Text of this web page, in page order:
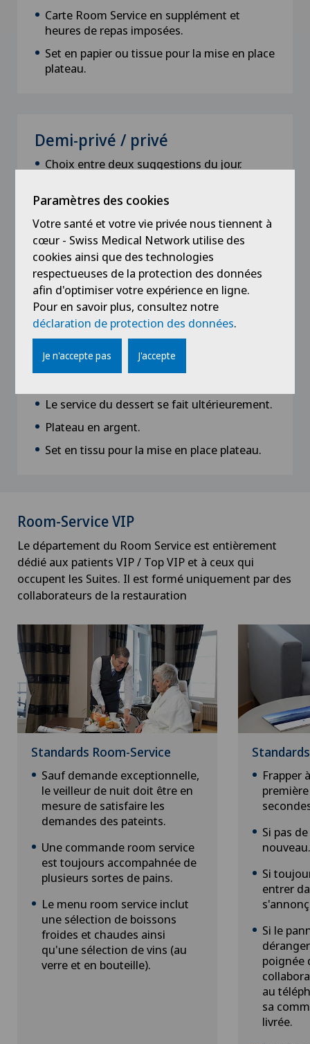
Carte Room Service en supplément et
heures de repas imposées.
Set en papier ou tissue pour la mise en place
plateau.
Demi-privé / privé
Choix entre deux suggestions du jour.
heures de repas imposées.
Set en tissu pour la mise en place plateau.
VIP / Top VIP & Suite
Choix entre deux menus suggestions du
jour.
Heures de repas libres.
Le service du dessert se fait ultérieurement.
Plateau en argent.
Set en tissu pour la mise en place plateau.
Room-Service VIP
Le département du Room Service est entièrement
dédié aux patients VIP / Top VIP et à ceux qui
occupent les Suites. Il est formé uniquement par des
collaborateurs de la restauration
Standards Room-Service
Sauf demande exceptionnelle,
le veilleur de nuit doit être en
mesure de satisfaire les
demandes des pateints.
Une commande room service
est toujours accompahnée de
plusieurs sortes de pains.
Le menu room service inclut
une sélection de boissons
froides et chaudes ainsi
qu'une sélection de vins (au
verre et en bouteille).
Frapper
Si pas
nouveau.
Si
entrer
Si le
poignée
au
sa
livrée.
Paramètres des cookies
Votre santé et votre vie privée nous tiennent à
cœur - Swiss Medical Network utilise des
cookies ainsi que des technologies
respectueuses de la protection des données
afin d'optimiser votre expérience en ligne.
Pour en savoir plus, consultez notre
déclaration de protection des données.
Je n'accepte pas J'accepte